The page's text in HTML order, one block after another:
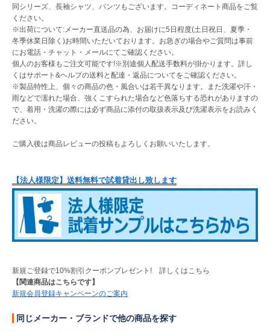
同シリーズ、長袖シャツ、パンツもございます。コーディネート商品をご覧
ください。
※出荷について:メーカー直送品の為、お届けに5日程度(土日祝日、夏季・
冬季休業日除く)お時間いただいております。お急ぎの場合やご質問は事前
にお電話・チャット・メールにてご確認ください。
個人のお客様もご注文可能です!※別途個人配送手数料が掛かります。詳し
くはサポート&ヘルプの送料と配達・返品についてをご確認ください。
※製品特性上、個々の商品の色・風合いは若干異なります。また洗濯や汗・
雨などで濡れた場合、強くこすられた場合など色落ちする恐れがありますの
で、着用・洗濯の際には必ず商品に添付の取扱表示及び洗濯表示をお読みく
ださい。
ご購入後は商品レビューの投稿もよろしくお願いいたします。
【法人様限定】送料無料で試着貸出し致します
新規ご登録で10%割引クーポンプレゼント! 詳しくはこちら
【関連商品はこちらです】
新規会員登録キャンペーンのご案内
同じメーカー・ブランドで他の商品を探す